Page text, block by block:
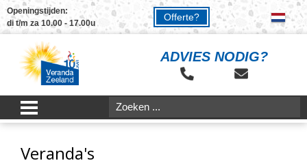
Openingstijden:
di t/m za 10.00 - 17.00u
Offerte?
ADVIES NODIG?
Veranda's